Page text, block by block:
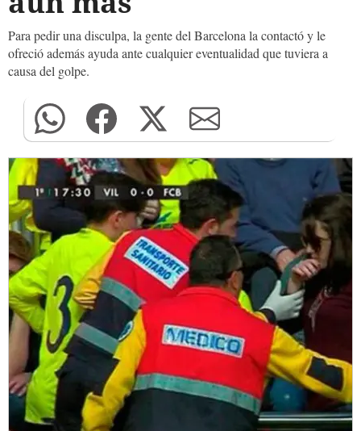
Para pedir una disculpa, la gente del Barcelona la contactó y le
ofreció además ayuda ante cualquier eventualidad que tuviera a
causa del golpe.